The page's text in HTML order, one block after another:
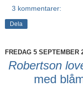
3 kommentarer:
Dela
FREDAG 5 SEPTEMBER
Robertson
med